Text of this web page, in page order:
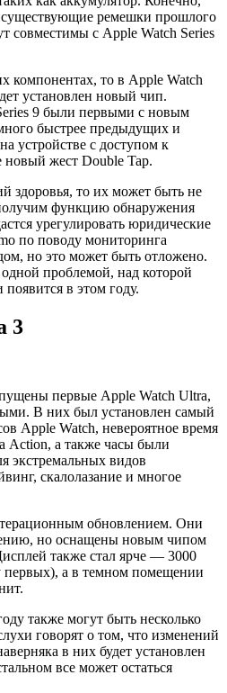
существующие ремешки прошлого
совместимы с Apple Watch Series
компонентах, то в Apple Watch
установлен новый чип.
9 были первыми с новым
быстрее предыдущих и
устройстве с доступом к
новый жест Double Tap.
здоровья, то их может быть не
функцию обнаружения
урегулировать юридические
по поводу мониторинга
но это может быть отложено.
проблемой, над которой
в этом году.
3
первые Apple Watch Ultra,
В них был установлен самый
Apple Watch, невероятное время
Action, а также часы были
экстремальных видов
скалолазание и многое
обновлением. Они
но оснащены новым чипом
также стал ярче — 3000
первых), а в темном помещении
также могут быть несколько
говорят о том, что изменений
в них будет установлен
все может остаться